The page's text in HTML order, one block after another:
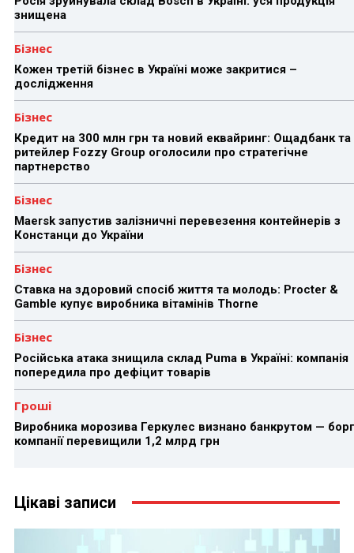
знищена
Бізнес
Кожен третій бізнес в Україні може закритися –
дослідження
Бізнес
Кредит на 300 млн грн та новий еквайринг: Ощадбанк та
ритейлер Fozzy Group оголосили про стратегічне
партнерство
Бізнес
Maersk запустив залізничні перевезення контейнерів з
Констанци до України
Бізнес
Ставка на здоровий спосіб життя та молодь: Procter &
Gamble купує виробника вітамінів Thorne
Бізнес
Російська атака знищила склад Puma в Україні: компанія
попередила про дефіцит товарів
Гроші
Виробника морозива Геркулес визнано банкрутом —
компанії перевищили 1,2 млрд грн
Цікаві записи